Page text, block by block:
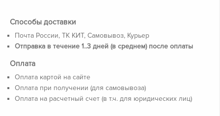
Способы доставки
Почта России, ТК КИТ, Самовывоз, Курьер
Отправка в течение 1..3 дней (в среднем) после оплаты
Оплата
Оплата картой на сайте
Оплата при получении (для самовывоза)
Оплата на расчетный счет (в т.ч. для юридических лиц)